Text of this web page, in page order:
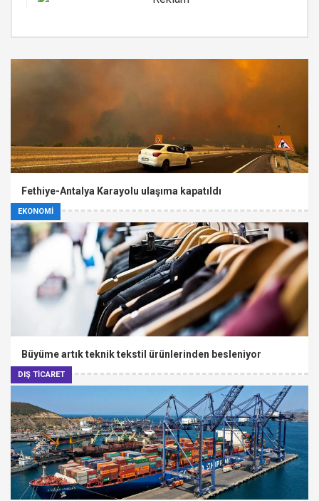
EKONOMİ
Fethiye-Antalya Karayolu ulaşıma kapatıldı
DIŞ TİCARET
Büyüme artık teknik tekstil ürünlerinden besleniyor